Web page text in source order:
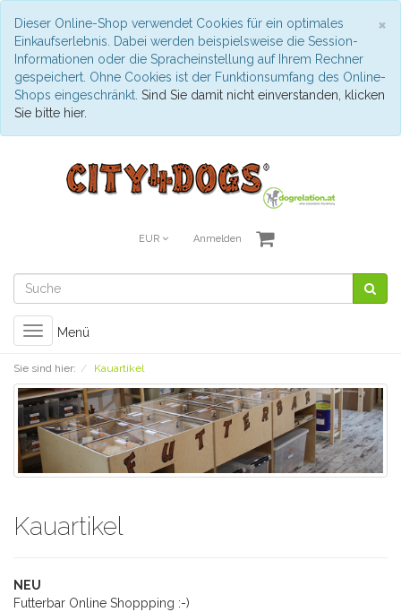
×
Dieser Online-Shop verwendet Cookies für ein optimales
Einkaufserlebnis. Dabei werden beispielsweise die Session-
Informationen oder die Spracheinstellung auf Ihrem Rechner
gespeichert. Ohne Cookies ist der Funktionsumfang des Online-
Shops eingeschränkt. Sind Sie damit nicht einverstanden, klicken
Sie bitte hier.
EUR Anmelden
Toggle
navigation
Menü
Sie sind hier: Kauartikel
Kauartikel
NEU
Futterbar Online Shoppping :-)